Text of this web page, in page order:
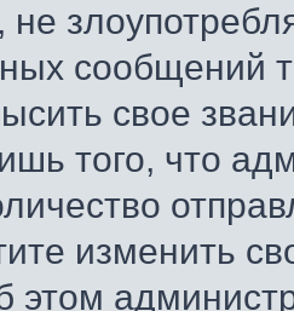
сообщений
свое
того, что
изменить
этом